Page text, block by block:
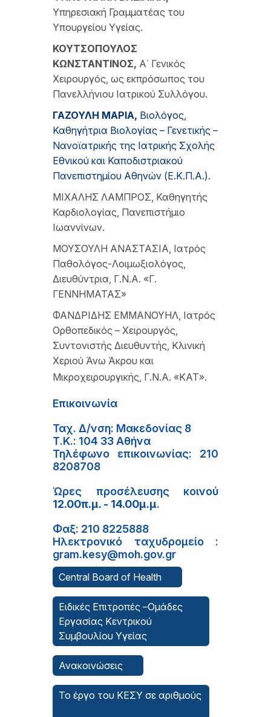
Υπηρεσιακή Γραμματέας του
Υπουργείου Υγείας.
ΚΟΥΤΣΟΠΟΥΛΟΣ
ΚΩΝΣΤΑΝΤΙΝΟΣ, Α΄ Γενικός
Χειρουργός, ως εκπρόσωπος του
Πανελλήνιου Ιατρικού Συλλόγου.
ΓΑΖΟΥΛΗ ΜΑΡΙΑ, Βιολόγος,
Καθηγήτρια Βιολογίας – Γενετικής –
Νανοϊατρικής της Ιατρικής Σχολής
Εθνικού και Καποδιστριακού
Πανεπιστημίου Αθηνών (Ε.Κ.Π.Α.).
ΜΙΧΑΛΗΣ ΛΑΜΠΡΟΣ, Καθηγητής
Καρδιολογίας, Πανεπιστήμιο
Ιωαννίνων.
ΜΟΥΣΟΥΛΗ ΑΝΑΣΤΑΣΙΑ, Ιατρός
Παθολόγος-Λοιμωξιολόγος,
Διευθύντρια, Γ.Ν.Α. «Γ.
ΓΕΝΝΗΜΑΤΑΣ»
ΦΑΝΔΡΙΔΗΣ ΕΜΜΑΝΟΥΗΛ, Ιατρός
Ορθοπεδικός – Χειρουργός,
Συντονιστής Διευθυντής, Κλινική
Χεριού Άνω Άκρου και
Μικροχειρουργικής, Γ.Ν.Α. «ΚΑΤ».
Επικοινωνία
Ταχ. Δ/νση: Μακεδονίας 8
Τ.Κ.: 104 33 Αθήνα
Τηλέφωνο επικοινωνίας: 210
8208708
Ώρες προσέλευσης κοινού
12.00π.μ. - 14.00μ.μ.
Φαξ: 210 8225888
Ηλεκτρονικό ταχυδρομείο :
gram.kesy@moh.gov.gr
Central Board of Health
Ειδικές Επιτροπές –Ομάδες
Εργασίας Κεντρικού
Συμβουλίου Υγείας
Ανακοινώσεις
Το έργο του ΚΕΣΥ σε αριθμούς